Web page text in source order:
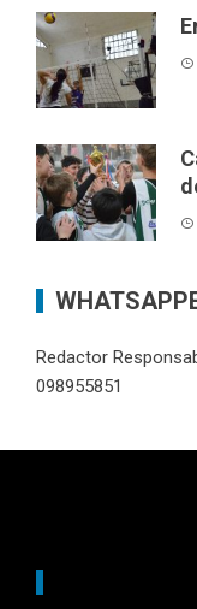
Redactor
098955851